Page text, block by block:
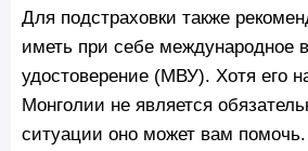
Для подстраховки также
иметь при себе международное
удостоверение (МВУ). Хотя его
Монголии не является
ситуации оно может вам помочь.